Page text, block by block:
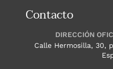
Contacto
DIRECCIÓN
Calle Hermosilla, 30,